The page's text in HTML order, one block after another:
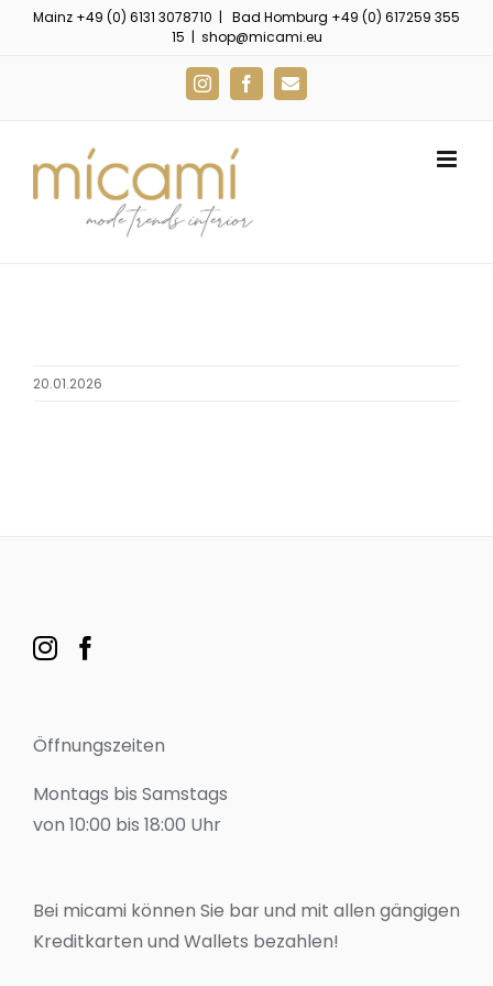
ZumMainz +49 (0) 6131 3078710 | Bad Homburg +49 (0) 617259 355
15 | shop@micami.eu
InstagramFacebook
E-
20.01.2026
Öffnungszeiten
Montags bis Samstags
von 10:00 bis 18:00 Uhr
Bei micami können Sie bar und mit allen gängigen
Kreditkarten und Wallets bezahlen!